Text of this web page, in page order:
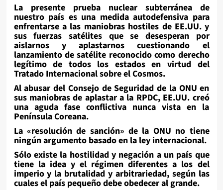
La presente prueba nuclear subterránea de
nuestro país es una medida autodefensiva para
enfrentarse a las maniobras hostiles de EE.UU. y
sus fuerzas satélites que se desesperan por
aislarnos y aplastarnos cuestionando el
lanzamiento de satélite reconocido como derecho
legítimo de todos los estados en virtud del
Tratado Internacional sobre el Cosmos.
Al abusar del Consejo de Seguridad de la ONU en
sus maniobras de aplastar a la RPDC, EE.UU. creó
una aguda fase conflictiva nunca vista en la
Península Coreana.
La «resolución de sanción» de la ONU no tiene
ningún argumento basado en la ley internacional.
Sólo existe la hostilidad y negación a un país que
tiene la idea y el régimen diferentes a los del
imperio y la brutalidad y arbitrariedad, según las
cuales el país pequeño debe obedecer al grande.